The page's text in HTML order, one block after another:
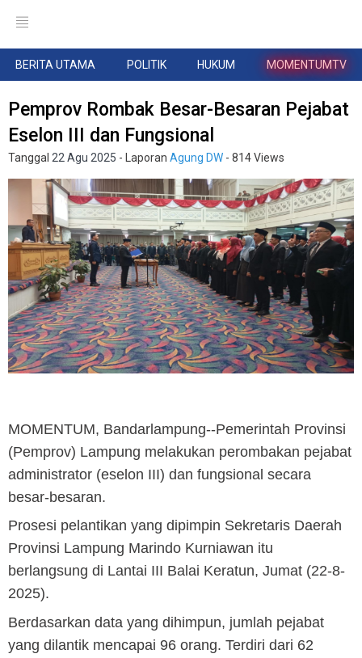
BERITA UTAMA POLITIK HUKUM MOMENTUMTV
Pemprov Rombak Besar-Besaran Pejabat
Eselon III dan Fungsional
Tanggal 22 Agu 2025 - Laporan Agung DW - 814 Views
MOMENTUM, Bandarlampung--Pemerintah Provinsi
(Pemprov) Lampung melakukan perombakan pejabat
administrator (eselon III) dan fungsional secara
besar-besaran.
Prosesi pelantikan yang dipimpin Sekretaris Daerah
Provinsi Lampung Marindo Kurniawan itu
berlangsung di Lantai III Balai Keratun, Jumat (22-8-
2025).
Berdasarkan data yang dihimpun, jumlah pejabat
yang dilantik mencapai 96 orang. Terdiri dari 62